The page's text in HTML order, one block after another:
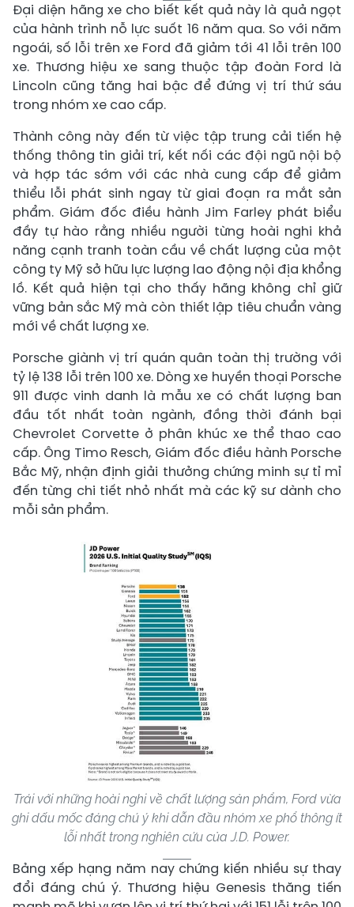
Đại diện hãng xe cho biết kết quả này là quả ngọt
của hành trình nỗ lực suốt 16 năm qua. So với năm
ngoái, số lỗi trên xe Ford đã giảm tới 41 lỗi trên 100
xe. Thương hiệu xe sang thuộc tập đoàn Ford là
Lincoln cũng tăng hai bậc để đứng vị trí thứ sáu
trong nhóm xe cao cấp.
Thành công này đến từ việc tập trung cải tiến hệ
thống thông tin giải trí, kết nối các đội ngũ nội bộ
và hợp tác sớm với các nhà cung cấp để giảm
thiểu lỗi phát sinh ngay từ giai đoạn ra mắt sản
phẩm. Giám đốc điều hành Jim Farley phát biểu
đầy tự hào rằng nhiều người từng hoài nghi khả
năng cạnh tranh toàn cầu về chất lượng của một
công ty Mỹ sở hữu lực lượng lao động nội địa khổng
lồ. Kết quả hiện tại cho thấy hãng không chỉ giữ
vững bản sắc Mỹ mà còn thiết lập tiêu chuẩn vàng
mới về chất lượng xe.
Porsche giành vị trí quán quân toàn thị trường với
tỷ lệ 138 lỗi trên 100 xe. Dòng xe huyền thoại Porsche
911 được vinh danh là mẫu xe có chất lượng ban
đầu tốt nhất toàn ngành, đồng thời đánh bại
Chevrolet Corvette ở phân khúc xe thể thao cao
cấp. Ông Timo Resch, Giám đốc điều hành Porsche
Bắc Mỹ, nhận định giải thưởng chứng minh sự tỉ mỉ
đến từng chi tiết nhỏ nhất mà các kỹ sư dành cho
mỗi sản phẩm.
Trái với những hoài nghi về chất lượng sản phẩm, Ford vừa
ghi dấu mốc đáng chú ý khi dẫn đầu nhóm xe phổ thông ít
lỗi nhất trong nghiên cứu của J.D. Power.
Bảng xếp hạng năm nay chứng kiến nhiều sự thay
đổi đáng chú ý. Thương hiệu Genesis thăng tiến